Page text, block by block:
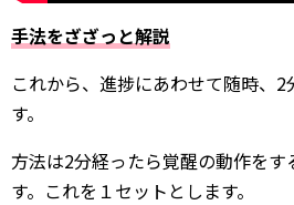
手法をざざっと解説
これから、進捗にあわせて随時、
す。
方法は2分経ったら覚醒の動作をす
す。これを１セットとします。